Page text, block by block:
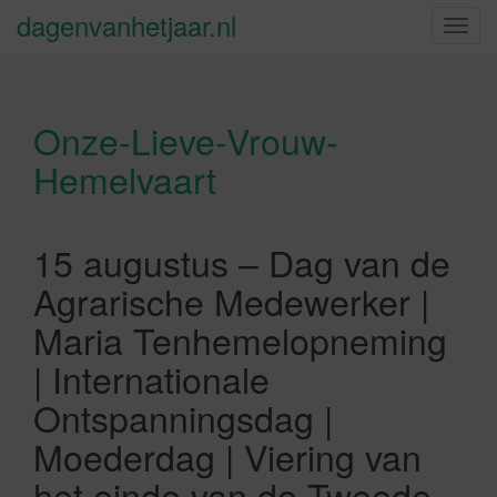
S
dagenvanhetjaar.nl
Onze-Lieve-Vrouw-
Hemelvaart
15 augustus – Dag van de
Agrarische Medewerker |
Maria Tenhemelopneming
| Internationale
Ontspanningsdag |
Moederdag | Viering van